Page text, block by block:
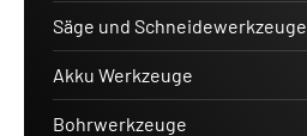
Säge und Schneidewerkzeuge
Akku Werkzeuge
Bohrwerkzeuge